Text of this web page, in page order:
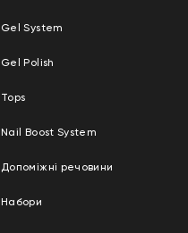
Gel System
Gel Polish
Tops
Nail Boost System
Допоміжні речовини
Набори